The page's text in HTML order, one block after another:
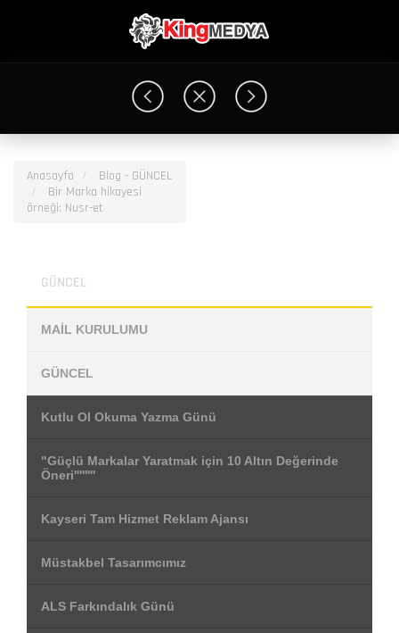
Anasayfa
Blog - GÜNCEL
Bir Marka hikayesi
örneği: Nusr-et
GÜNCEL
MAİL KURULUMU
GÜNCEL
Kutlu Ol Okuma Yazma Günü
"Güçlü Markalar Yaratmak için 10 Altın Değerinde
Öneri''''''''
Kayseri Tam Hizmet Reklam Ajansı
Müstakbel Tasarımcımız
ALS Farkındalık Günü